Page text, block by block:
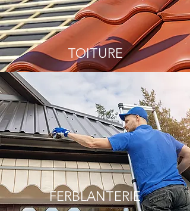
TOITURE
FERBLANTERIE